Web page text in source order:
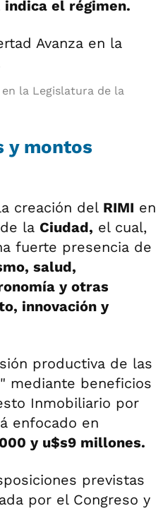
el régimen.
la Legislatura de la
y montos
creación del RIMI en
la Ciudad, el cual,
fuerte presencia de
salud,
y otras
innovación y
productiva de las
mediante beneficios
Inmobiliario por
enfocado en
y u$s9 millones.
previstas
por el Congreso y